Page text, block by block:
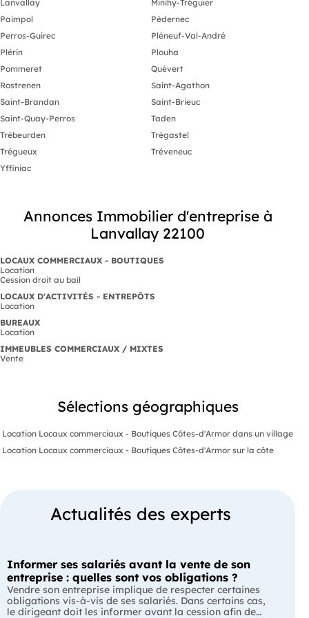
Lanvallay
Minihy-Tréguier
Paimpol
Pédernec
Perros-Guirec
Pléneuf-Val-André
Plérin
Plouha
Pommeret
Quévert
Rostrenen
Saint-Agathon
Saint-Brandan
Saint-Brieuc
Saint-Quay-Perros
Taden
Trébeurden
Trégastel
Trégueux
Tréveneuc
Yffiniac
Annonces Immobilier d'entreprise à
Lanvallay 22100
LOCAUX COMMERCIAUX - BOUTIQUES
Location
Cession droit au bail
LOCAUX D'ACTIVITÉS - ENTREPÔTS
Location
BUREAUX
Location
IMMEUBLES COMMERCIAUX / MIXTES
Vente
Sélections géographiques
Location Locaux commerciaux - Boutiques Côtes-d'Armor dans un village
Location Locaux commerciaux - Boutiques Côtes-d'Armor sur la côte
Actualités des experts
Informer ses salariés avant la vente de son
entreprise : quelles sont vos obligations ?
Vendre son entreprise implique de respecter certaines
obligations vis-à-vis de ses salariés. Dans certains cas,
le dirigeant doit les informer avant la cession afin de